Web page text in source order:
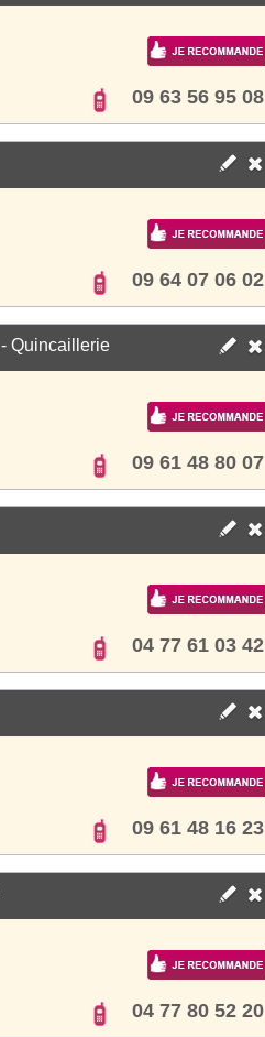
09 63 56 95 08
09 64 07 06 02
- Quincaillerie
09 61 48 80 07
04 77 61 03 42
09 61 48 16 23
04 77 80 52 20